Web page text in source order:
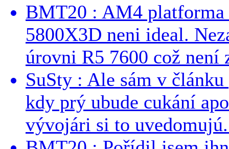
BMT20 : AM4 platforma
5800X3D neni ideal.
úrovni R5 7600 což není
SuSty : Ale sám v
kdy prý ubude cukání
vývojári si to